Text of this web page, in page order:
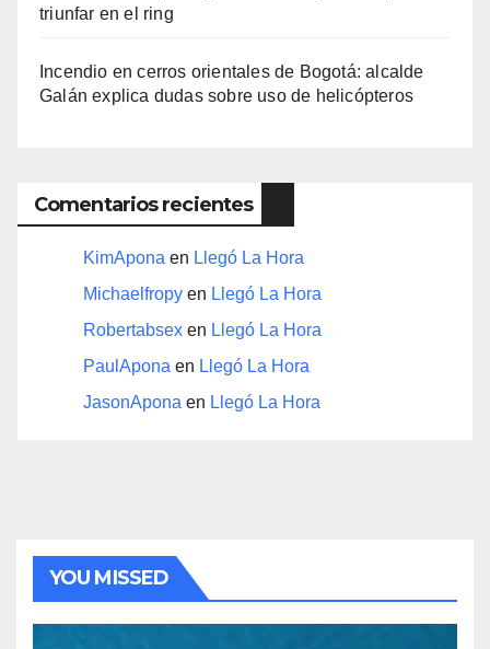
triunfar en el ring​
Incendio en cerros orientales de Bogotá: alcalde
Galán explica dudas sobre uso de helicópteros
Comentarios recientes
KimApona en Llegó La Hora
Michaelfropy en Llegó La Hora
Robertabsex en Llegó La Hora
PaulApona en Llegó La Hora
JasonApona en Llegó La Hora
YOU MISSED